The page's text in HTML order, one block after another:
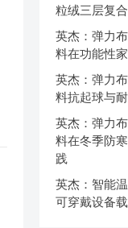
粒绒三层复
英杰：弹力
料在功能性
英杰：弹力
料抗起球与
英杰：弹力
料在冬季防
践
英杰：智能
可穿戴设备